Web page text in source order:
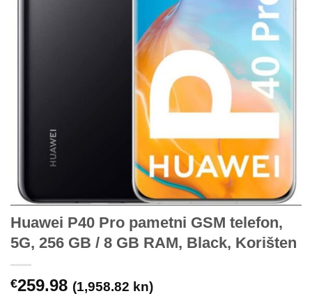
Huawei P40 Pro pametni GSM telefon,
5G, 256 GB / 8 GB RAM, Black, Korišten
€259.98 (1,958.82 kn)